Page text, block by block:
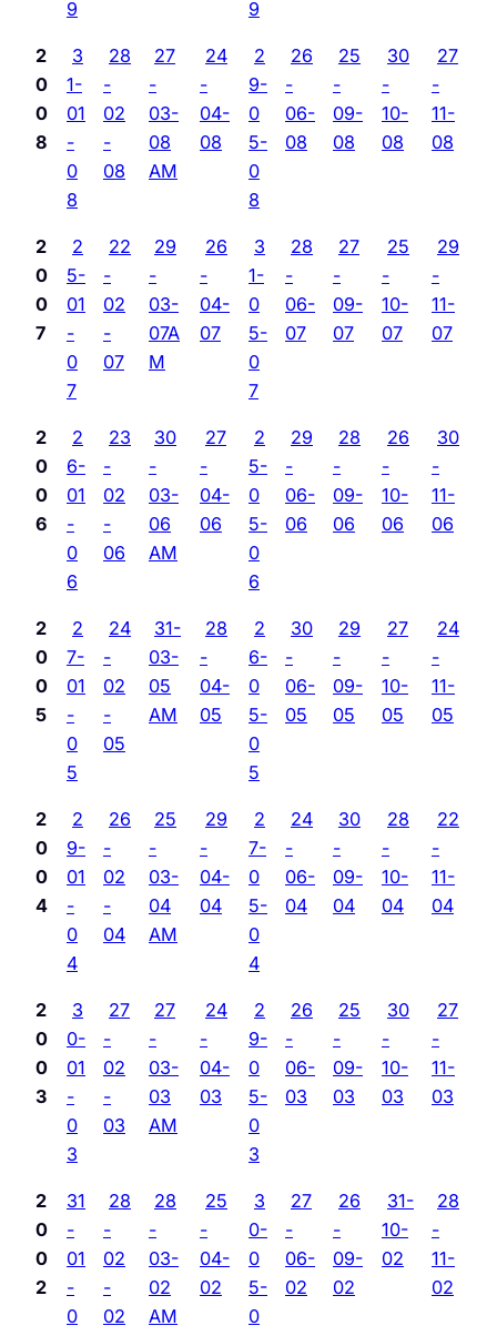
9 9
2
0
0
8
3
1-
01
-
0
8
28
-
02
-
08
27
-
03-
08
AM
24
-
04-
08
2
9-
0
5-
0
8
26
-
06-
08
25
-
09-
08
30
-
10-
08
27
-
11-
08
2
0
0
7
2
5-
01
-
0
7
22
-
02
-
07
29
-
03-
07A
M
26
-
04-
07
3
1-
0
5-
0
7
28
-
06-
07
27
-
09-
07
25
-
10-
07
29
-
11-
07
2
0
0
6
2
6-
01
-
0
6
23
-
02
-
06
30
-
03-
06
AM
27
-
04-
06
2
5-
0
5-
0
6
29
-
06-
06
28
-
09-
06
26
-
10-
06
30
-
11-
06
2
0
0
5
2
7-
01
-
0
5
24
-
02
-
05
31-
03-
05
AM
28
-
04-
05
2
6-
0
5-
0
5
30
-
06-
05
29
-
09-
05
27
-
10-
05
24
-
11-
05
2
0
0
4
2
9-
01
-
0
4
26
-
02
-
04
25
-
03-
04
AM
29
-
04-
04
2
7-
0
5-
0
4
24
-
06-
04
30
-
09-
04
28
-
10-
04
22
-
11-
04
2
0
0
3
3
0-
01
-
0
3
27
-
02
-
03
27
-
03-
03
AM
24
-
04-
03
2
9-
0
5-
0
3
26
-
06-
03
25
-
09-
03
30
-
10-
03
27
-
11-
03
2
0
0
2
31
-
01
-
0
28
-
02
-
02
28
-
03-
02
AM
25
-
04-
02
3
0-
0
5-
0
27
-
06-
02
26
-
09-
02
31-
10-
02
28
-
11-
02